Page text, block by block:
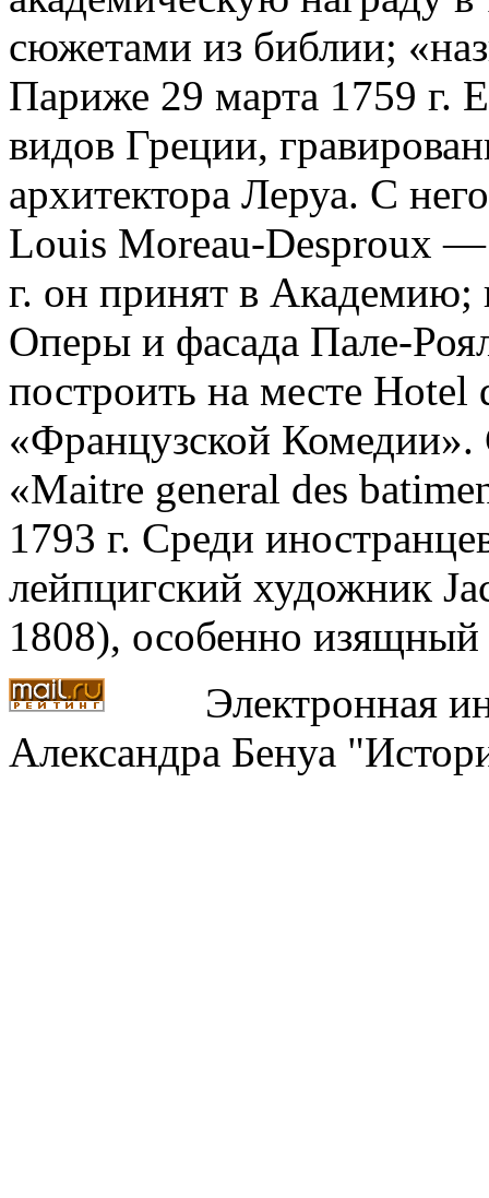
сюжетами из библии;
Париже 29 марта 1759 г.
видов Греции,
архитектора Леруа. С
Louis Moreau-Desproux —
г. он принят в Академию;
Оперы и фасада Пале-
построить на месте
«Французской Комедии».
«Maitre general des
1793 г. Среди
лейпцигский художник
1808), особенно изящный
Электронная
Александра Бенуа